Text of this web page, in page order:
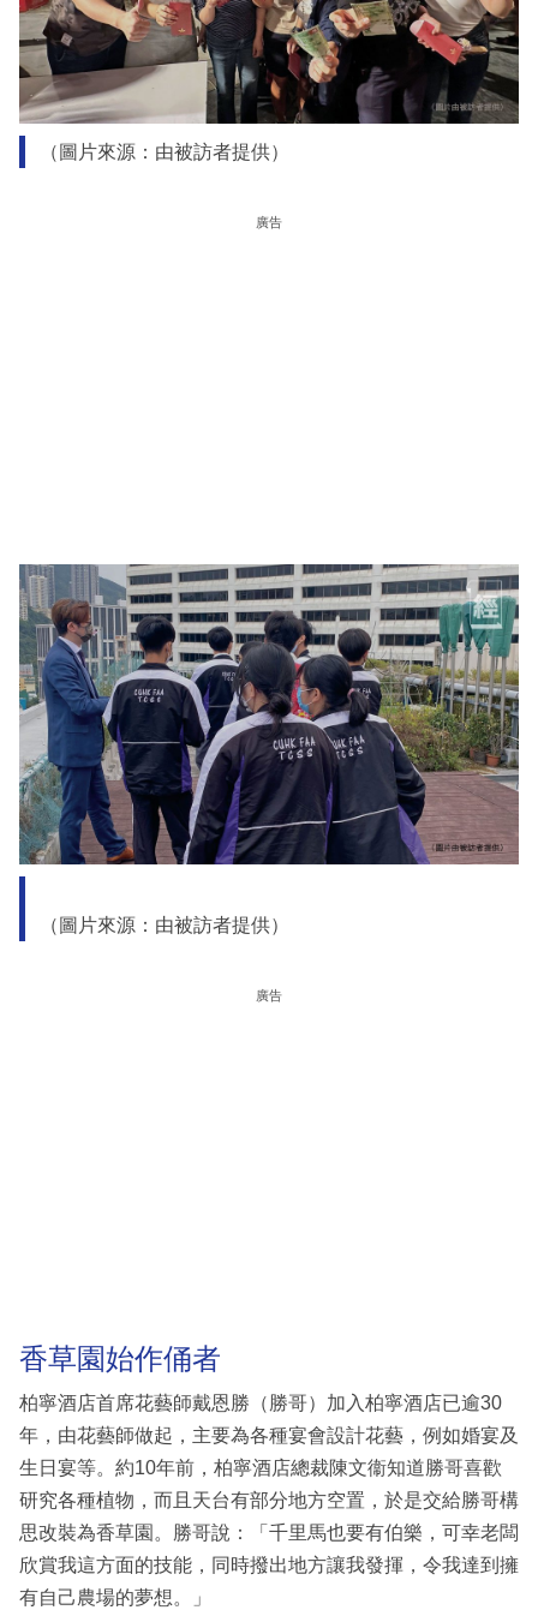
（圖片來源：由被訪者提供）
廣告
（圖片來源：由被訪者提供）
廣告
香草園始作俑者
柏寧酒店首席花藝師戴恩勝（勝哥）加入柏寧酒店已逾30
年，由花藝師做起，主要為各種宴會設計花藝，例如婚宴及
生日宴等。約10年前，柏寧酒店總裁陳文衞知道勝哥喜歡
研究各種植物，而且天台有部分地方空置，於是交給勝哥構
思改裝為香草園。勝哥說：「千里馬也要有伯樂，可幸老闆
欣賞我這方面的技能，同時撥出地方讓我發揮，令我達到擁
有自己農場的夢想。」